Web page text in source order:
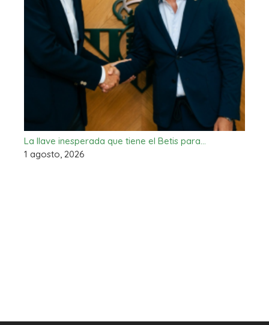
La llave inesperada que tiene el Betis para…
1 agosto, 2026